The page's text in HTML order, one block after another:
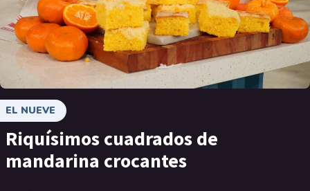
EL NUEVE
Riquísimos cuadrados de
mandarina crocantes